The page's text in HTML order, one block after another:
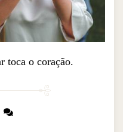
toca o coração.